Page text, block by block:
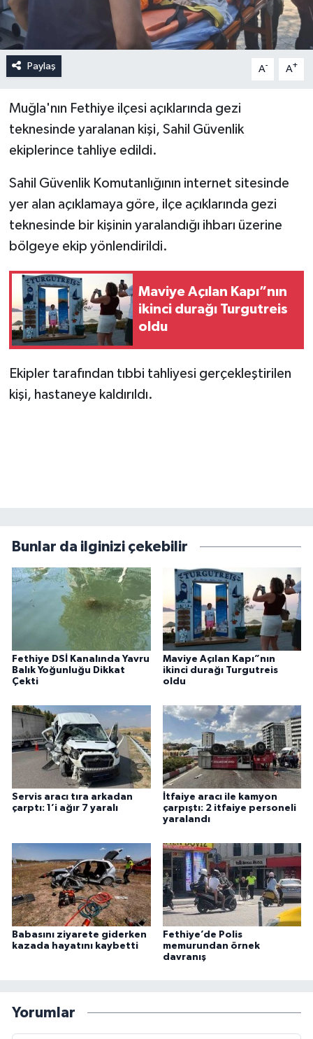
Paylaş A- A+
Muğla'nın Fethiye ilçesi açıklarında gezi
teknesinde yaralanan kişi, Sahil Güvenlik
ekiplerince tahliye edildi.
Sahil Güvenlik Komutanlığının internet sitesinde
yer alan açıklamaya göre, ilçe açıklarında gezi
teknesinde bir kişinin yaralandığı ihbarı üzerine
bölgeye ekip yönlendirildi.
Maviye Açılan Kapı”nın
ikinci durağı Turgutreis
oldu
Ekipler tarafından tıbbi tahliyesi gerçekleştirilen
kişi, hastaneye kaldırıldı.
Bunlar da ilginizi çekebilir
Fethiye DSİ Kanalında Yavru
Balık Yoğunluğu Dikkat
Çekti
Maviye Açılan Kapı”nın
ikinci durağı Turgutreis
oldu
Servis aracı tıra arkadan
çarptı: 1’i ağır 7 yaralı
İtfaiye aracı ile kamyon
çarpıştı: 2 itfaiye personeli
yaralandı
Babasını ziyarete giderken
kazada hayatını kaybetti
Fethiye’de Polis
memurundan örnek
davranış
Yorumlar